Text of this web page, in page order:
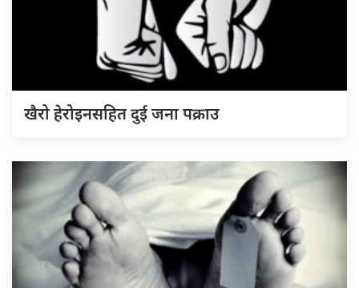
खैरो हेरोइनसहित दुई जना पक्राउ